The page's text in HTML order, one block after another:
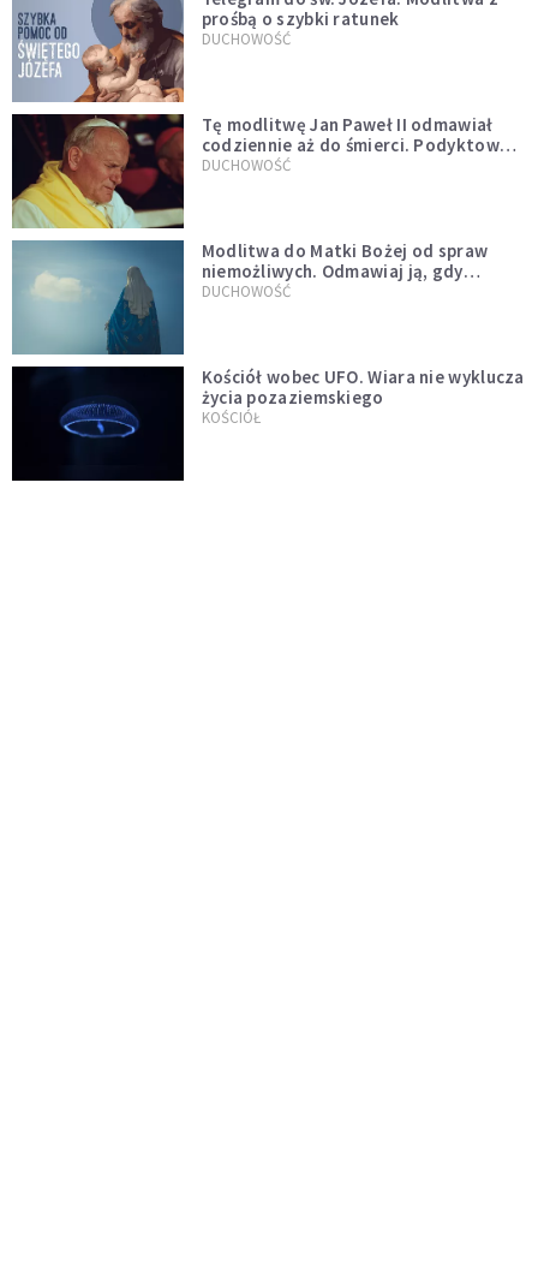
prośbą o szybki ratunek
DUCHOWOŚĆ
Tę modlitwę Jan Paweł II odmawiał
codziennie aż do śmierci. Podyktował
mu ją ojciec
DUCHOWOŚĆ
Modlitwa do Matki Bożej od spraw
niemożliwych. Odmawiaj ją, gdy
wszystko idzie źle
DUCHOWOŚĆ
Kościół wobec UFO. Wiara nie wyklucza
życia pozaziemskiego
KOŚCIÓŁ